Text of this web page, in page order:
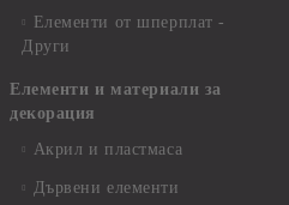
Елементи от шперплат -
Други
Елементи и материали за
декорация
Акрил и пластмаса
Дървени елементи